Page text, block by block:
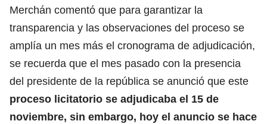
Merchán comentó que para garantizar la
transparencia y las observaciones del proceso se
amplía un mes más el cronograma de adjudicación,
se recuerda que el mes pasado con la presencia
del presidente de la república se anunció que este
proceso licitatorio se adjudicaba el 15 de
noviembre, sin embargo, hoy el anuncio se hace